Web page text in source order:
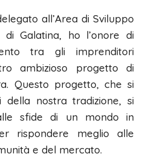
all’Area di Sviluppo
Galatina, ho l’onore di
tra gli imprenditori
ambizioso progetto di
Questo progetto, che si
della nostra tradizione, si
sfide di un mondo in
rispondere meglio alle
e del mercato.